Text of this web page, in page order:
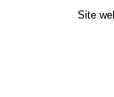
Site